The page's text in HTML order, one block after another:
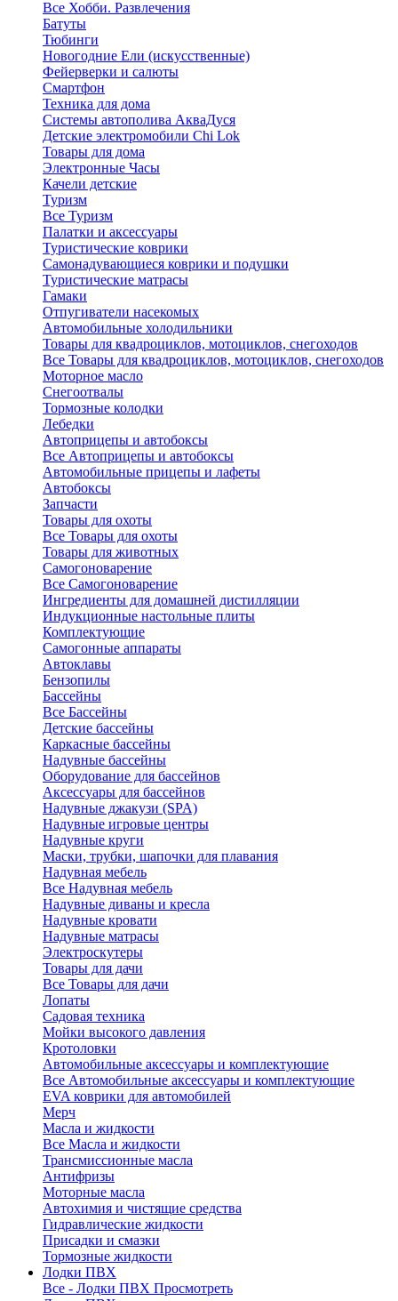
Все Хобби. Развлечения
Батуты
Тюбинги
Новогодние Ели (искусственные)
Фейерверки и салюты
Смартфон
Техника для дома
Системы автополива АкваДуся
Детские электромобили Chi Lok
Товары для дома
Электронные Часы
Качели детские
Туризм
Все Туризм
Палатки и аксессуары
Туристические коврики
Самонадувающиеся коврики и подушки
Туристические матрасы
Гамаки
Отпугиватели насекомых
Автомобильные холодильники
Товары для квадроциклов, мотоциклов, снегоходов
Все Товары для квадроциклов, мотоциклов, снегоходов
Моторное масло
Снегоотвалы
Тормозные колодки
Лебедки
Автоприцепы и автобоксы
Все Автоприцепы и автобоксы
Автомобильные прицепы и лафеты
Автобоксы
Запчасти
Товары для охоты
Все Товары для охоты
Товары для животных
Самогоноварение
Все Самогоноварение
Ингредиенты для домашней дистилляции
Индукционные настольные плиты
Комплектующие
Самогонные аппараты
Автоклавы
Бензопилы
Бассейны
Все Бассейны
Детские бассейны
Каркасные бассейны
Надувные бассейны
Оборудование для бассейнов
Аксессуары для бассейнов
Надувные джакузи (SPA)
Надувные игровые центры
Надувные круги
Маски, трубки, шапочки для плавания
Надувная мебель
Все Надувная мебель
Надувные диваны и кресла
Надувные кровати
Надувные матрасы
Электроскутеры
Товары для дачи
Все Товары для дачи
Лопаты
Садовая техника
Мойки высокого давления
Кротоловки
Автомобильные аксессуары и комплектующие
Все Автомобильные аксессуары и комплектующие
EVA коврики для автомобилей
Мерч
Масла и жидкости
Все Масла и жидкости
Трансмиссионные масла
Антифризы
Моторные масла
Автохимия и чистящие средства
Гидравлические жидкости
Присадки и смазки
Тормозные жидкости
Лодки ПВХ
Все - Лодки ПВХ Просмотреть